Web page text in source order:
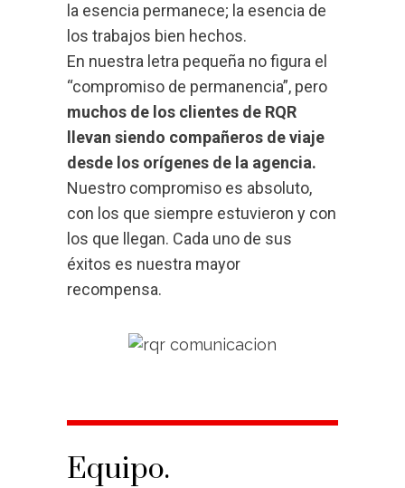
la esencia permanece; la esencia de
los trabajos bien hechos.
En nuestra letra pequeña no figura el
“compromiso de permanencia”, pero
muchos de los clientes de RQR
llevan siendo compañeros de viaje
desde los orígenes de la agencia.
Nuestro compromiso es absoluto,
con los que siempre estuvieron y con
los que llegan. Cada uno de sus
éxitos es nuestra mayor
recompensa.
Equipo.